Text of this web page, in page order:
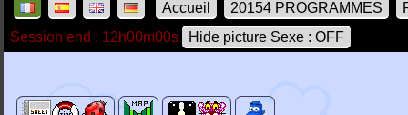
Accueil 20154 PROGRAMMES
Session end : 12h00m00s
Hide picture Sexe : OFF